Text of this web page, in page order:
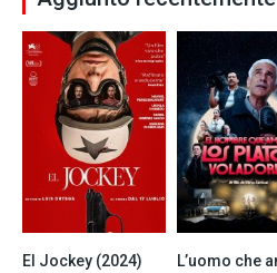
6.4
El Jockey (2024)